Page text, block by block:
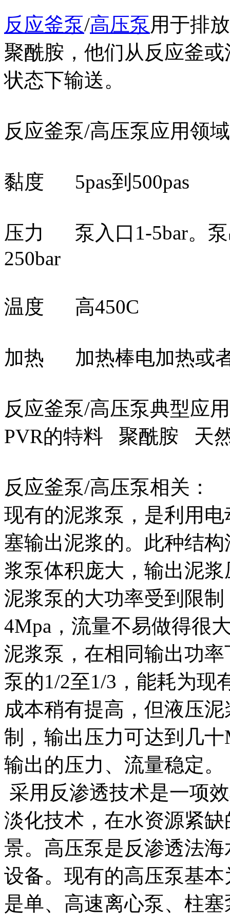
反应釜泵/高压泵用于排
聚酰胺，他们从反应釜
状态下输送。
反应釜泵/高压泵应用
黏度 5pas到500pas
压力 泵入口1-5bar。泵
250bar
温度 高450C
加热 加热棒电加热或
反应釜泵/高压泵典型应
PVR的特料 聚酰胺 天
反应釜泵/高压泵相关：
现有的泥浆泵，是利用
塞输出泥浆的。此种结
浆泵体积庞大，输出泥
泥浆泵的大功率受到限
4Mpa，流量不易做得很
泥浆泵，在相同输出功
泵的1/2至1/3，能耗为现
成本稍有提高，但液压
制，输出压力可达到几
输出的压力、流量稳定
采用反渗透技术是一项
淡化技术，在水资源紧
景。高压泵是反渗透法
设备。现有的高压泵基
是单、高速离心泵、柱